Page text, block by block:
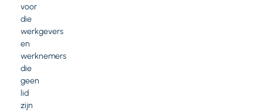
voor
die
werkgevers
en
werknemers
die
geen
lid
zijn